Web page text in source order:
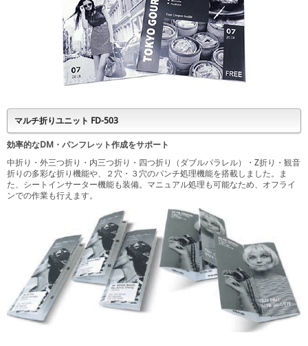
マルチ折りユニット FD-503
効率的なDM・パンフレット作成をサポート
中折り・外三つ折り・内三つ折り・四つ折り（ダブルパラレル）・Z折り・観音
折りの多彩な折り機能や、２穴・３穴のパンチ処理機能を搭載しました。ま
た、シートインサーター機能も装備。マニュアル処理も可能なため、オフライ
ンでの作業も行えます。